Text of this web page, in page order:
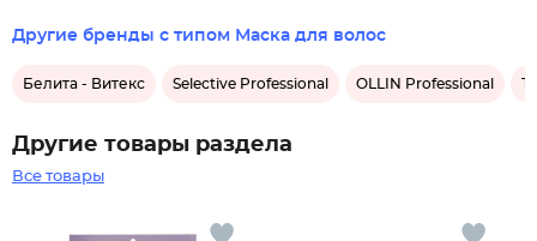
Другие бренды с типом Маска для волос
Белита - Витекс Selective Professional OLLIN Professional
Другие товары раздела
Все товары